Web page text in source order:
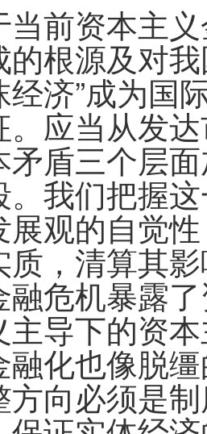
资本主义
的根源及对
济”成为国
。应当从发
矛盾三个层
。我们把握
展观的自觉
质，清算其
融危机暴露
主导下的资
融化也像脱
向必须是